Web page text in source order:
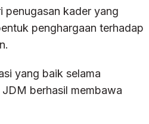
penugasan kader yang
penghargaan terhadap
yang baik selama
berhasil membawa